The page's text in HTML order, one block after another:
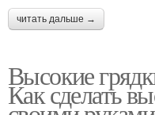
читать дальше →
Высокие
Как сделать